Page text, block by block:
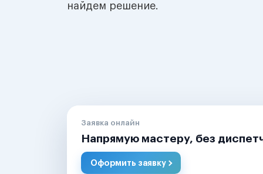
найдем решение.
Заявка онлайн
Напрямую мастеру, без
Оформить заявку